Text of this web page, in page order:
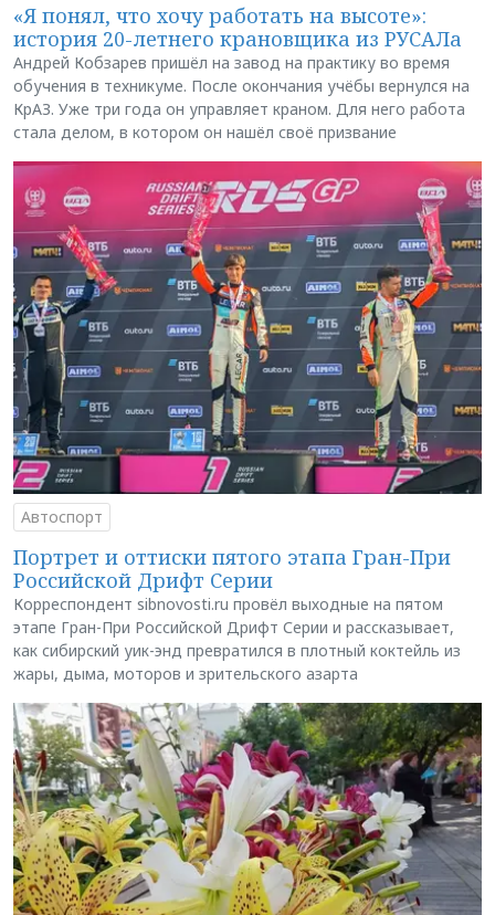
«Я понял, что хочу работать на высоте»:
история 20-летнего крановщика из РУСАЛа
Андрей Кобзарев пришёл на завод на практику во время
обучения в техникуме. После окончания учёбы вернулся на
КрАЗ. Уже три года он управляет краном. Для него работа
стала делом, в котором он нашёл своё призвание
Автоспорт
Портрет и оттиски пятого этапа Гран-При
Российской Дрифт Серии
Корреспондент sibnovosti.ru провёл выходные на пятом
этапе Гран-При Российской Дрифт Серии и рассказывает,
как сибирский уик-энд превратился в плотный коктейль из
жары, дыма, моторов и зрительского азарта